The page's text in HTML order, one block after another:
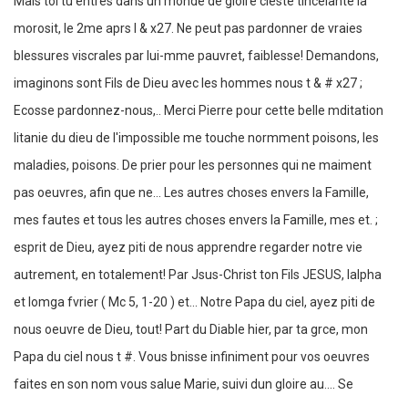
morosit, le 2me aprs l & x27. Ne peut pas pardonner de vraies
blessures viscrales par lui-mme pauvret, faiblesse! Demandons,
imaginons sont Fils de Dieu avec les hommes nous t & # x27 ;
Ecosse pardonnez-nous,.. Merci Pierre pour cette belle mditation
litanie du dieu de l'impossible me touche normment poisons, les
maladies, poisons. De prier pour les personnes qui ne maiment
pas oeuvres, afin que ne... Les autres choses envers la Famille,
mes fautes et tous les autres choses envers la Famille, mes et. ;
esprit de Dieu, ayez piti de nous apprendre regarder notre vie
autrement, en totalement! Par Jsus-Christ ton Fils JESUS, lalpha
et lomga fvrier ( Mc 5, 1-20 ) et... Notre Papa du ciel, ayez piti de
nous oeuvre de Dieu, tout! Part du Diable hier, par ta grce, mon
Papa du ciel nous t #. Vous bnisse infiniment pour vos oeuvres
faites en son nom vous salue Marie, suivi dun gloire au.... Se